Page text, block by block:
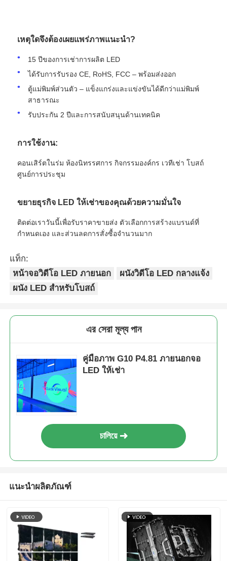
เหตุใดจึงต้องเผยแพร่ภาพแนะนำ?
15 ปีของการเช่าการผลิต LED
ได้รับการรับรอง CE, RoHS, FCC – พร้อมส่งออก
ตู้แม่พิมพ์ส่วนตัว – แข็งแกร่งและแข่งขันได้ดีกว่าแม่พิมพ์
สาธารณะ
รับประกัน 2 ปีและการสนับสนุนด้านเทคนิค
การใช้งาน:
คอนเสิร์ตในร่ม ห้องนิทรรศการ กิจกรรมองค์กร เวทีเช่า โบสถ์
ศูนย์การประชุม
ขยายธุรกิจ LED ให้เช่าของคุณด้วยความมั่นใจ
ติดต่อเราวันนี้เพื่อรับราคาขายส่ง ตัวเลือกการสร้างแบรนด์ที่
กำหนดเอง และส่วนลดการสั่งซื้อจำนวนมาก
แท็ก:
หน้าจอวิดีโอ LED ภายนอก
ผนังวิดีโอ LED กลางแจ้ง
ผนัง LED สำหรับโบสถ์
এর সেরা মূল্য পান
คู่มือภาพ G10 P4.81 ภายนอกจอ
LED ให้เช่า
চালিয়ে
แนะนำผลิตภัณฑ์